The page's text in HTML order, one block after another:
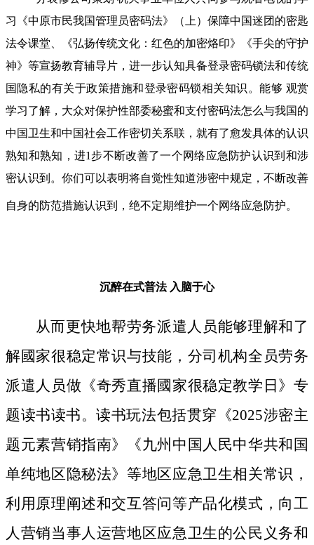
习《中原市民我国管理员密码法》（上）保障中国迷团的密匙
法令课堂、《弘扬传统文化：红色的加密烙印》《手尖的守护
神》等宣扬教育辅导片，进一步认知具备登录密码锁法和传统
国隐私的有关于政策措施和登录密码锁相关知识。能够 观赏
学习了解，大众对保护性部委秘蜜和支付密码法怎么与我国的
中国卫生和中国社会工作密切关系联，就有了愈发具体的认识
熟知和熟知，进1步不断改善了一个网络应急防护认识到和涉
密认识到。你们可以表明将自觉性知道涉密中规定，不断改善
自身的防范措施认识到，绝不定期维护一个网络应急防护。
沉醉在式普法 入脑于心
从而更快地帮劳务派遣人员能够理解和了
解國家很稳定常识与技能，分司机构全员劳务
派遣人员做《奇秀直播國家很稳定教学日》专
题读书读书。读书玩法包括贯穿《2025涉密主
题元素营销指南》《九州中国人民中华共和国
单纯地区隐秘法》等地区应急卫生相关常识，
利用原理阐述和交互答问等产品化模式，向工
人营销当事人运营地区应急卫生的公民义务和